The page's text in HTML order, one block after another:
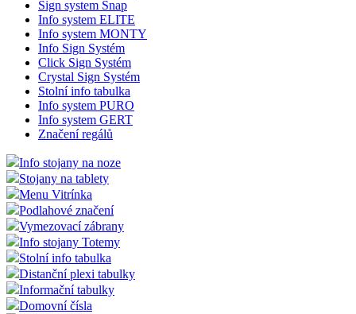
Sign system Snap
Info system ELITE
Info system MONTY
Info Sign Systém
Click Sign Systém
Crystal Sign Systém
Stolní info tabulka
Info system PURO
Info system GERT
Značení regálů
Info stojany na noze
Stojany na tablety
Menu Vitrínka
Podlahové značení
Vymezovací zábrany
Info stojany Totemy
Stolní info tabulka
Distanční plexi tabulky
Informační tabulky
Domovní čísla